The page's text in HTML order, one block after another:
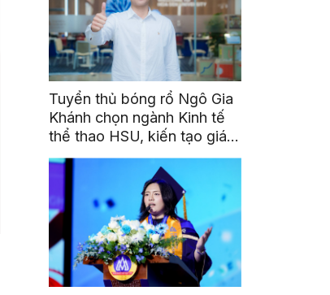
Tuyển thủ bóng rổ Ngô Gia
Khánh chọn ngành Kinh tế
thể thao HSU, kiến tạo giá
trị từ đam mê thể thao